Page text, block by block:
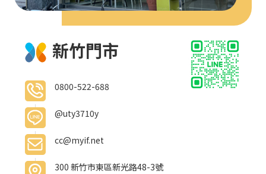
新竹門市
0800-522-688
@uty3710y
cc@myif.net
300 新竹市東區新光路48-3號